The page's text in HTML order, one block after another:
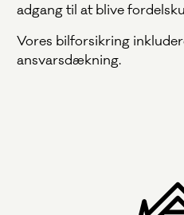
adgang til at blive
Vores bilforsikring
ansvarsdækning.